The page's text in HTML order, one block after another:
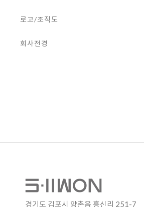
로고/조직도
회사전경
경기도 김포시 양촌읍 흥신리 251-7